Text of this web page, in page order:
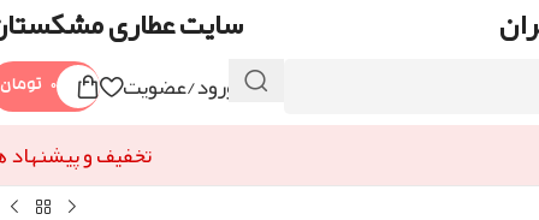
سایت عطاری
ورود/عضویت ۰ تومان
تخفیف و پیشنهاد